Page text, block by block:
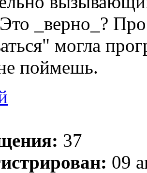
_верно_?
могла
поймешь.
37
09